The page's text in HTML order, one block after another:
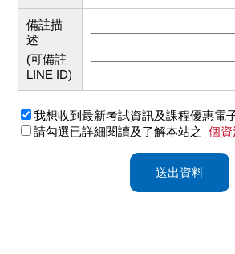
備註描
述
(可備註
LINE ID)
我想收到最新考試資訊及課程優惠電
請勾選已詳細閱讀及了解本站之 個資
送出資料